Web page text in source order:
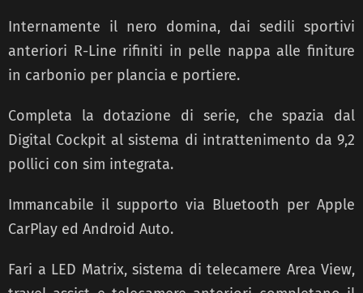
Internamente il nero domina, dai sedili sportivi
anteriori R-Line rifiniti in pelle nappa alle finiture
in carbonio per plancia e portiere.
Completa la dotazione di serie, che spazia dal
Digital Cockpit al sistema di intrattenimento da 9,2
pollici con sim integrata.
Immancabile il supporto via Bluetooth per Apple
CarPlay ed Android Auto.
Fari a LED Matrix, sistema di telecamere Area View,